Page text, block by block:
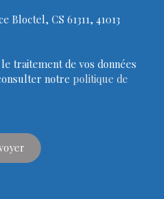
Bloctel, CS 61311, 41013
traitement de vos données
notre politique de